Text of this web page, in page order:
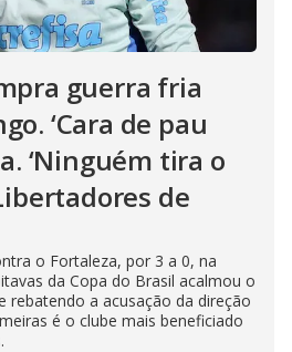
guerra fria
‘Cara de pau
‘Ninguém tira o
de
o Fortaleza, por 3 a 0, na
da Copa do Brasil acalmou o
rebatendo a acusação da direção
é o clube mais beneficiado